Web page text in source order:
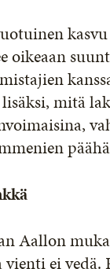
mitä
Aallon
ei vedä.